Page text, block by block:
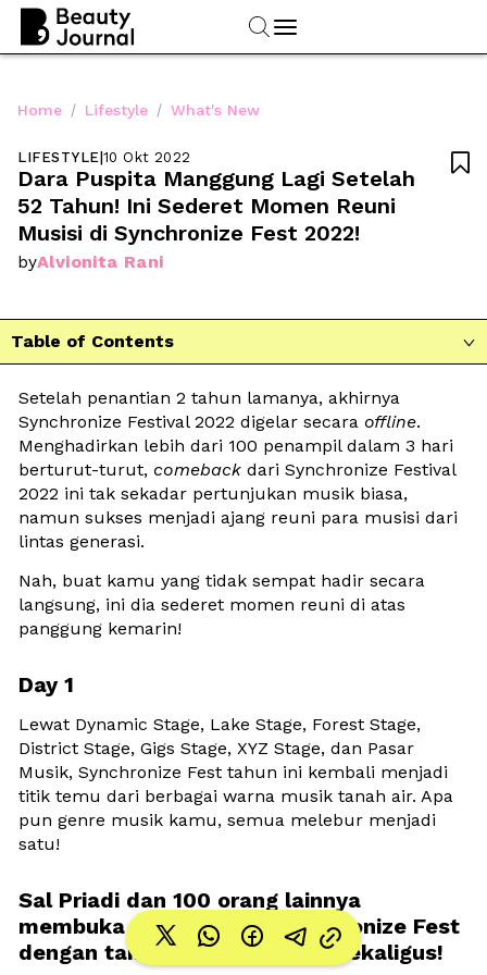
Home / Lifestyle / What's New
LIFESTYLE|10 Okt 2022
Dara Puspita Manggung Lagi Setelah
52 Tahun! Ini Sederet Momen Reuni
Musisi di Synchronize Fest 2022!
byAlvionita Rani

Table of Contents 
Setelah penantian 2 tahun lamanya, akhirnya
Synchronize Festival 2022 digelar secara offline.
Menghadirkan lebih dari 100 penampil dalam 3 hari
berturut-turut, comeback dari Synchronize Festival
2022 ini tak sekadar pertunjukan musik biasa,
namun sukses menjadi ajang reuni para musisi dari
lintas generasi.
Nah, buat kamu yang tidak sempat hadir secara
langsung, ini dia sederet momen reuni di atas
panggung kemarin!
Day 1
Lewat Dynamic Stage, Lake Stage, Forest Stage,
District Stage, Gigs Stage, XYZ Stage, dan Pasar
Musik, Synchronize Fest tahun ini kembali menjadi
titik temu dari berbagai warna musik tanah air. Apa
pun genre musik kamu, semua melebur menjadi
satu!
Sal Priadi dan 100 orang lainnya
membuka hari pertama Synchronize Fest
dengan tampil di 7 panggung sekaligus!